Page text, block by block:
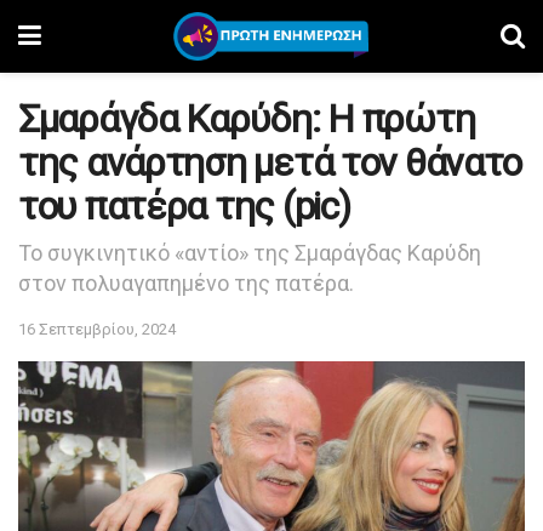
Σμαράγδα Καρύδη: Η πρώτη
της ανάρτηση μετά τον θάνατο
του πατέρα της (pic)
Το συγκινητικό «αντίο» της Σμαράγδας Καρύδη
στον πολυαγαπημένο της πατέρα.
16 Σεπτεμβρίου, 2024